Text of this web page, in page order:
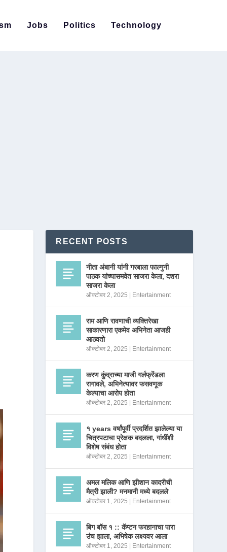
Jobs Politics Technology
RECENT POSTS
नीता अंबानी यांनी गरबाला फाल्गुनी
पाठक यांच्यासमवेत साजरा केला, दशरा
साजरा केला
ऑक्टोबर 2, 2025 Entertainment
राम आणि रावणाची व्यक्तिरेखा
साकारणारा एकमेव अभिनेता आजही
आठवतो
ऑक्टोबर 2, 2025 Entertainment
करण कुंद्राच्या माजी गर्लफ्रेंडला
रागावले, अभिनेत्यावर फसवणूक
केल्याचा आरोप होता
ऑक्टोबर 2, 2025 Entertainment
१ years वर्षांपूर्वी प्रदर्शित झालेल्या या
चित्रपटाचा प्रेक्षक बदलला, गांधींशी
विशेष संबंध होता
ऑक्टोबर 2, 2025 Entertainment
अमल मलिक आणि झीशान कादरीची
मैत्री झाली? मनमानी मध्ये बदलले
ऑक्टोबर 1, 2025 Entertainment
बिग बॉस १ :: कॅप्टन फरहानाचा पारा
उंच झाला, अभिषेक लक्ष्यवर आला
ऑक्टोबर 1, 2025 Entertainment